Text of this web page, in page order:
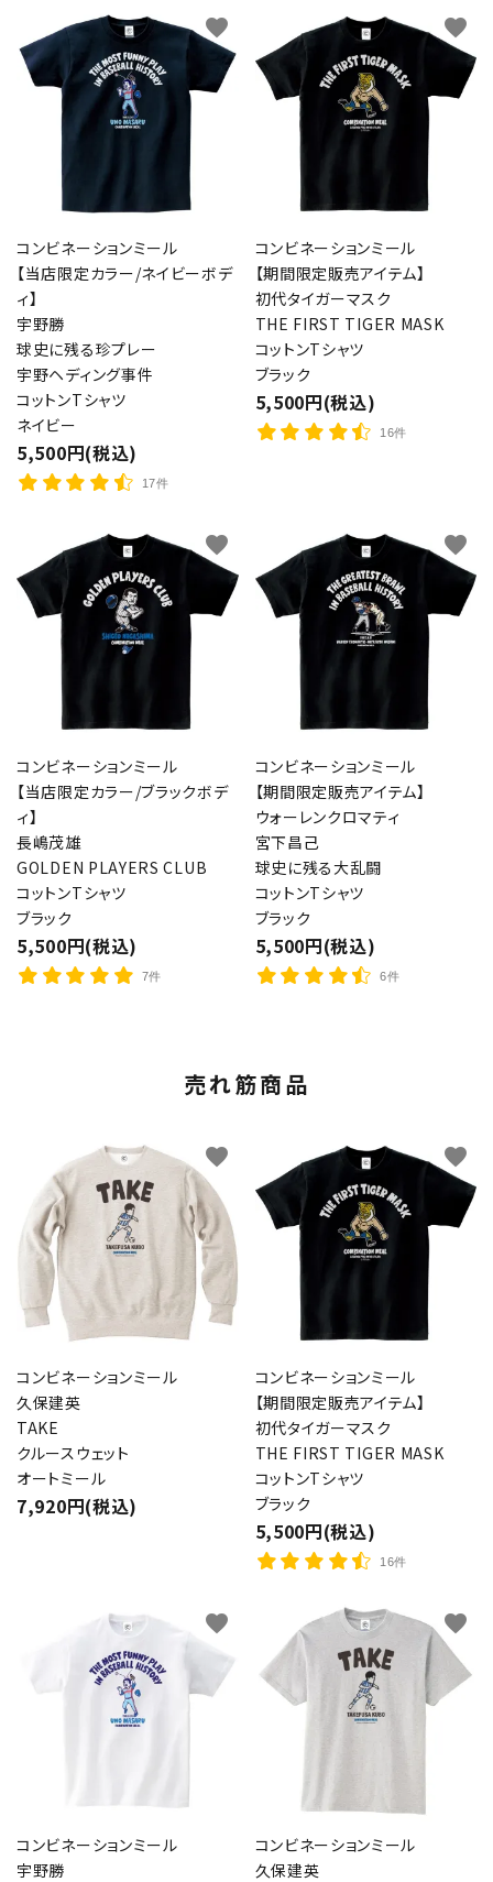
コンビネーションミール
【当店限定カラー/ネイビーボデ
ィ】
宇野勝
球史に残る珍プレー
宇野ヘディング事件
コットンTシャツ
ネイビー
5,500円(税込)
17件
favorite
コンビネーションミール
【期間限定販売アイテム】
初代タイガーマスク
THE FIRST TIGER MASK
コットンTシャツ
ブラック
5,500円(税込)
16件
favorite
コンビネーションミール
【当店限定カラー/ブラックボデ
ィ】
長嶋茂雄
GOLDEN PLAYERS CLUB
コットンTシャツ
ブラック
5,500円(税込)
7件
favorite
コンビネーションミール
【期間限定販売アイテム】
ウォーレンクロマティ
宮下昌己
球史に残る大乱闘
コットンTシャツ
ブラック
5,500円(税込)
6件
favorite
売れ筋商品
コンビネーションミール
久保建英
TAKE
クルースウェット
オートミール
7,920円(税込)
favorite
コンビネーションミール
【期間限定販売アイテム】
初代タイガーマスク
THE FIRST TIGER MASK
コットンTシャツ
ブラック
5,500円(税込)
16件
favorite
コンビネーションミール
宇野勝
favorite
コンビネーションミール
久保建英
favorite